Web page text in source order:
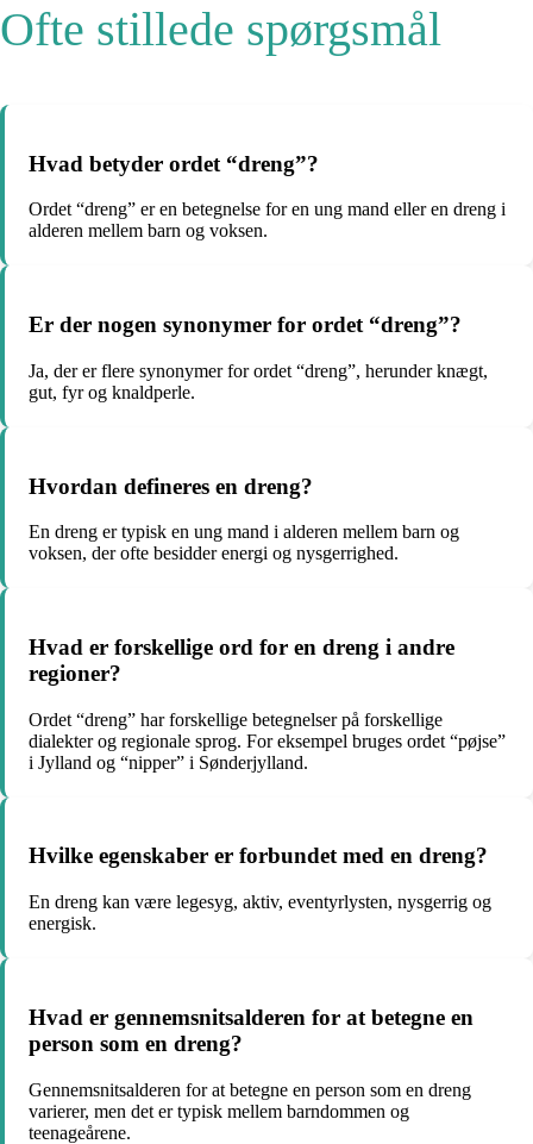
Ofte stillede spørgsmål
Hvad betyder ordet “dreng”?
Ordet “dreng” er en betegnelse for en ung mand eller en dreng i
alderen mellem barn og voksen.
Er der nogen synonymer for ordet “dreng”?
Ja, der er flere synonymer for ordet “dreng”, herunder knægt,
gut, fyr og knaldperle.
Hvordan defineres en dreng?
En dreng er typisk en ung mand i alderen mellem barn og
voksen, der ofte besidder energi og nysgerrighed.
Hvad er forskellige ord for en dreng i andre
regioner?
Ordet “dreng” har forskellige betegnelser på forskellige
dialekter og regionale sprog. For eksempel bruges ordet “pøjse”
i Jylland og “nipper” i Sønderjylland.
Hvilke egenskaber er forbundet med en dreng?
En dreng kan være legesyg, aktiv, eventyrlysten, nysgerrig og
energisk.
Hvad er gennemsnitsalderen for at betegne en
person som en dreng?
Gennemsnitsalderen for at betegne en person som en dreng
varierer, men det er typisk mellem barndommen og
teenageårene.